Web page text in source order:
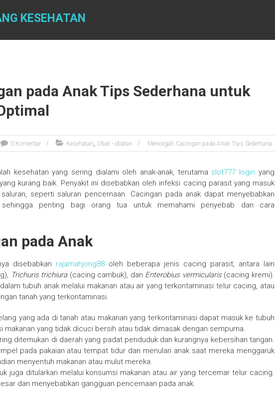
KESEHATAN
pada Anak Tips Sederhana untuk
0 Komentar Kesehatan, Obat - obatan Mencegah Cacingan pada Anak Tips Sederhana
kesehatan yang sering dialami oleh anak-anak, terutama slot777 login yang
kurang baik. Penyakit ini disebabkan oleh infeksi cacing parasit yang masuk
seperti saluran pencernaan. Cacingan pada anak dapat menyebabkan
sehingga penting bagi orang tua untuk memahami penyebab dan cara
pada Anak
disebabkan rajamahjong88oleh beberapa jenis cacing parasit, antara lain
Trichuris trichiura(cacing cambuk), dan Enterobius vermicularis(cacing kremi).
tubuh anak melalui makanan atau air yang terkontaminasi telur cacing, atau
tanah yang terkontaminasi.
yang ada di tanah atau makanan yang terkontaminasi dapat masuk ke tubuh
makanan yang tidak dicuci bersih atau tidak dimasak dengan sempurna.
ditemukan di daerah yang padat penduduk dan kurangnya kebersihan tangan.
pada pakaian atau tempat tidur dan menulari anak saat mereka menggaruk
menyentuh makanan atau mulut mereka.
juga ditularkan melalui konsumsi makanan atau air yang tercemar telur cacing.
dan menyebabkan gangguan pencernaan pada anak.